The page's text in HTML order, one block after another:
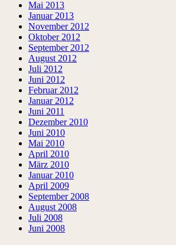
Mai 2013
Januar 2013
November 2012
Oktober 2012
September 2012
August 2012
Juli 2012
Juni 2012
Februar 2012
Januar 2012
Juni 2011
Dezember 2010
Juni 2010
Mai 2010
April 2010
März 2010
Januar 2010
April 2009
September 2008
August 2008
Juli 2008
Juni 2008